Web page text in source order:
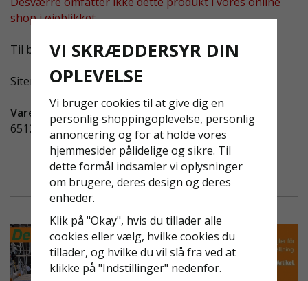
shop i øjeblikket.
Til butikken hjemmeside »
Sitemap »
Vare-ID:
651217-1
VI SKRÆDDERSYR DIN
OPLEVELSE
Vi bruger cookies til at give dig en
personlig shoppingoplevelse, personlig
annoncering og for at holde vores
hjemmesider pålidelige og sikre. Til
dette formål indsamler vi oplysninger
om brugere, deres design og deres
enheder.
Klik på "Okay", hvis du tillader alle
cookies eller vælg, hvilke cookies du
tillader, og hvilke du vil slå fra ved at
klikke på "Indstillinger" nedenfor.